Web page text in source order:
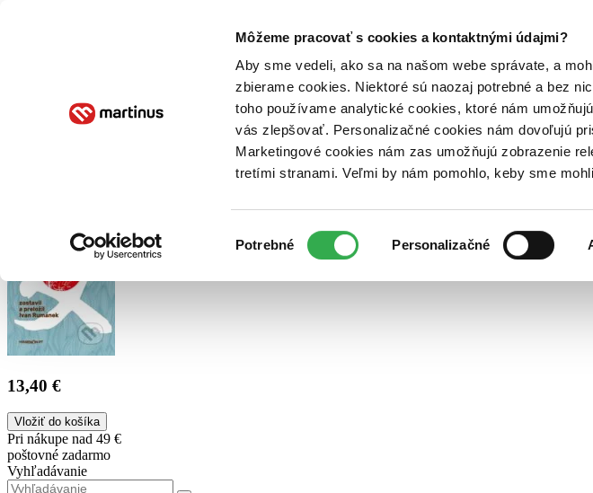
Môžeme pracovať s cookies a kontaktnými údajmi?
Aby sme vedeli, ako sa na našom webe správate, a
zbierame cookies. Niektoré sú naozaj potrebné a bez
toho používame analytické cookies, ktoré nám
vás zlepšovať. Personalizačné cookies nám dovoľujú
Marketingové cookies nám zas umožňujú zobrazenie
tretími stranami. Veľmi by nám pomohlo, keby sme
súhlasu
Potrebné Personalizačné
Poukážky Kontakt
13,40 €
Vložiť do košíka
Pri nákupe nad 49 €
poštovné zadarmo
Vyhľadávanie